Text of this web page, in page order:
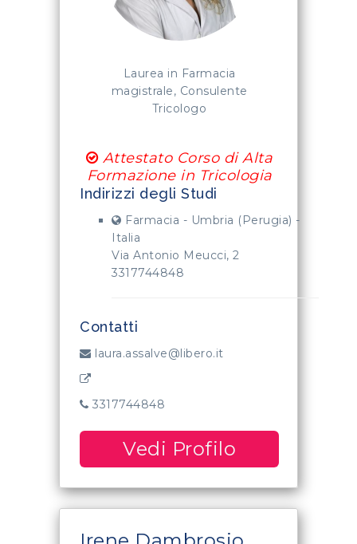
Laurea in Farmacia
magistrale, Consulente
Tricologo
Attestato Corso di Alta
Formazione in Tricologia
Indirizzi degli Studi
Farmacia - Umbria (Perugia) -
Italia
Via Antonio Meucci, 2
3317744848
Contatti
laura.assalve@libero.it
3317744848
Vedi Profilo